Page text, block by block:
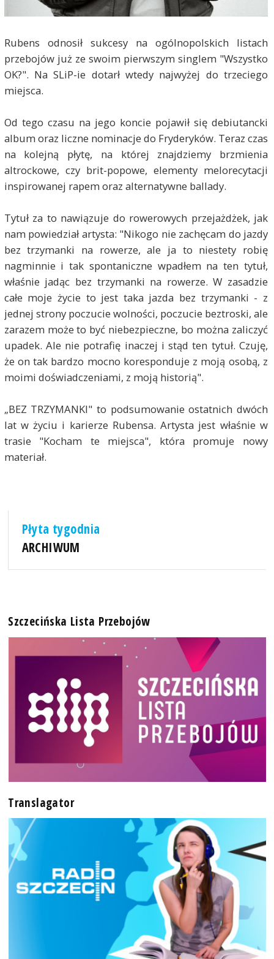
Rubens odnosił sukcesy na ogólnopolskich listach
przebojów już ze swoim pierwszym singlem "Wszystko
OK?". Na SLiP-ie dotarł wtedy najwyżej do trzeciego
miejsca.
Od tego czasu na jego koncie pojawił się debiutancki
album oraz liczne nominacje do Fryderyków. Teraz czas
na kolejną płytę, na której znajdziemy brzmienia
altrockowe, czy brit-popowe, elementy melorecytacji
inspirowanej rapem oraz alternatywne ballady.
Tytuł za to nawiązuje do rowerowych przejażdżek, jak
nam powiedział artysta: "Nikogo nie zachęcam do jazdy
bez trzymanki na rowerze, ale ja to niestety robię
nagminnie i tak spontaniczne wpadłem na ten tytuł,
właśnie jadąc bez trzymanki na rowerze. W zasadzie
całe moje życie to jest taka jazda bez trzymanki - z
jednej strony poczucie wolności, poczucie beztroski, ale
zarazem może to być niebezpieczne, bo można zaliczyć
upadek. Ale nie potrafię inaczej i stąd ten tytuł. Czuję,
że on tak bardzo mocno koresponduje z moją osobą, z
moimi doświadczeniami, z moją historią".
„BEZ TRZYMANKI" to podsumowanie ostatnich dwóch
lat w życiu i karierze Rubensa. Artysta jest właśnie w
trasie "Kocham te miejsca", która promuje nowy
materiał.
Płyta tygodnia
ARCHIWUM
Szczecińska Lista Przebojów
Translagator